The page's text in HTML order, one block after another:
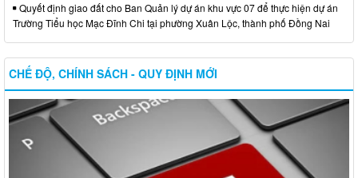
Quyết định giao đất cho Ban Quản lý dự án khu vực 07 để thực hiện dự án
Trường Tiểu học Mạc Đĩnh Chi tại phường Xuân Lộc, thành phố Đồng Nai
CHẾ ĐỘ, CHÍNH SÁCH - QUY ĐỊNH MỚI